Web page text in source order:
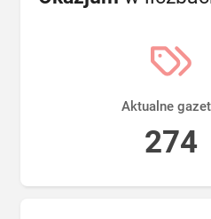
Aktualne
274